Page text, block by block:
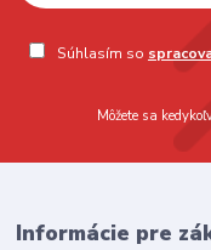
Súhlasím so
Môžete sa
Informácie pre